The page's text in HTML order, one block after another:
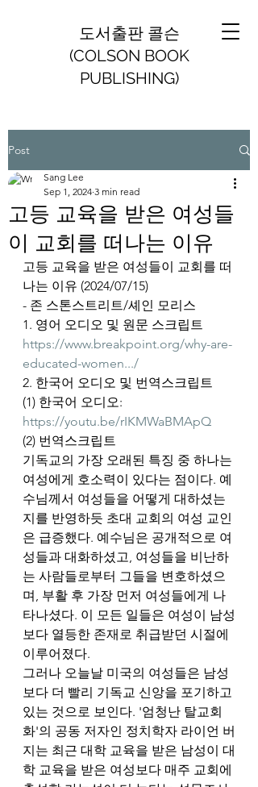
도서출판 콜슨
(COLSON BOOK
PUBLISHING)
Post
고등 교육을 받은 여성들
이 교회를 떠나는 이유
Sang Lee
Sep 1, 2024 3 min read
고등 교육을 받은 여성들이 교회를 떠
나는 이유 (2024/07/15)
- 존 스톤스트리트/셰인 모리스
1. 영어 오디오 및 원문 스크립트
https://www.breakpoint.org/why-are-
educated-women.../
2. 한국어 오디오 및 번역스크립트
(1) 한국어 오디오:
https://youtu.be/rIKMWaBMApQ
(2) 번역스크립트
기독교의 가장 오래된 특징 중 하나는
여성에게 호소력이 있다는 점이다. 예
수님께서 여성들을 어떻게 대하셨는
지를 반영하듯 초대 교회의 여성 교인
은 급증했다. 예수님은 공개적으로 여
성들과 대화하셨고, 여성들을 비난하
는 사람들로부터 그들을 변호하셨으
며, 부활 후 가장 먼저 여성들에게 나
타나셨다. 이 모든 일들은 여성이 남성
보다 열등한 존재로 취급받던 시절에
이루어졌다.
그러나 오늘날 미국의 여성들은 남성
보다 더 빨리 기독교 신앙을 포기하고
있는 것으로 보인다. '엄청난 탈교회
화'의 공동 저자인 정치학자 라이언 버
지는 최근 대학 교육을 받은 남성이 대
학 교육을 받은 여성보다 매주 교회에